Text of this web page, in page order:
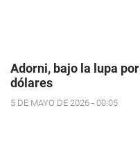
Adorni, bajo la lupa
dólares
5 DE MAYO DE 2026 - 00:05